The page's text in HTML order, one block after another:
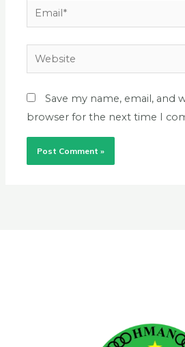
Email*
Website
Save my name, email, and
browser for the next time I